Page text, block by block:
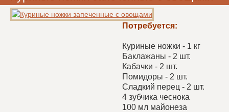
Потребуется:
Куриные ножки - 1 кг
Баклажаны - 2 шт.
Кабачки - 2 шт.
Помидоры - 2 шт.
Сладкий перец - 2 шт.
4 зубчика чеснока
100 мл майонеза